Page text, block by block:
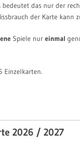
das nur der
der Karte kann
Spiele nur einmal
Einzelkarten.
2026 / 2027